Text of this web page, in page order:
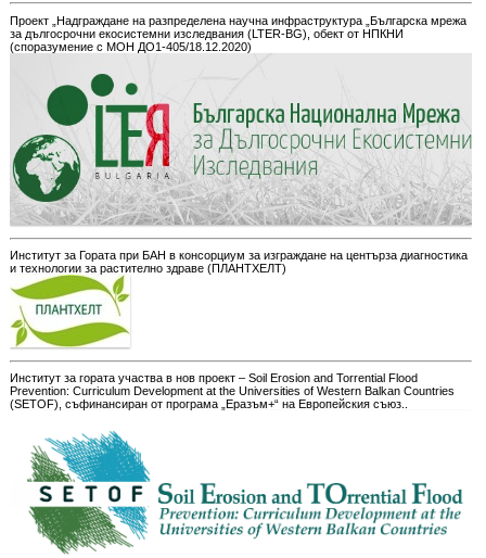
Проект „Надграждане на разпределена научна инфраструктура „Българска мрежа
за дългосрочни екосистемни изследвания (LTER-BG), обект от НПКНИ
(споразумение с МОН ДО1-405/18.12.2020)
Институт за Гората при БАН в консорциум за изграждане на центърза диагностика
и технологии за растително здраве (ПЛАНТХЕЛТ)
Институт за гората участва в нов проект – Soil Erosion and Torrential Flood
Prevention: Curriculum Development at the Universities of Western Balkan Countries
(SETOF), съфинансиран от програма „Еразъм+“ на Европейския съюз..